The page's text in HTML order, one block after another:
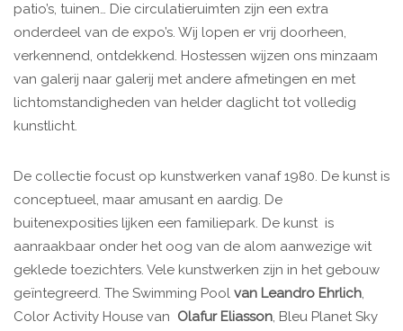
patio’s, tuinen… Die circulatieruimten zijn een extra
onderdeel van de expo’s. Wij lopen er vrij doorheen,
verkennend, ontdekkend. Hostessen wijzen ons minzaam
van galerij naar galerij met andere afmetingen en met
lichtomstandigheden van helder daglicht tot volledig
kunstlicht.
De collectie focust op kunstwerken vanaf 1980. De kunst is
conceptueel, maar amusant en aardig. De
buitenexposities lijken een familiepark. De kunst is
aanraakbaar onder het oog van de alom aanwezige wit
geklede toezichters. Vele kunstwerken zijn in het gebouw
geïntegreerd. The Swimming Pool van Leandro Ehrlich,
Color Activity House van Olafur Eliasson, Bleu Planet Sky